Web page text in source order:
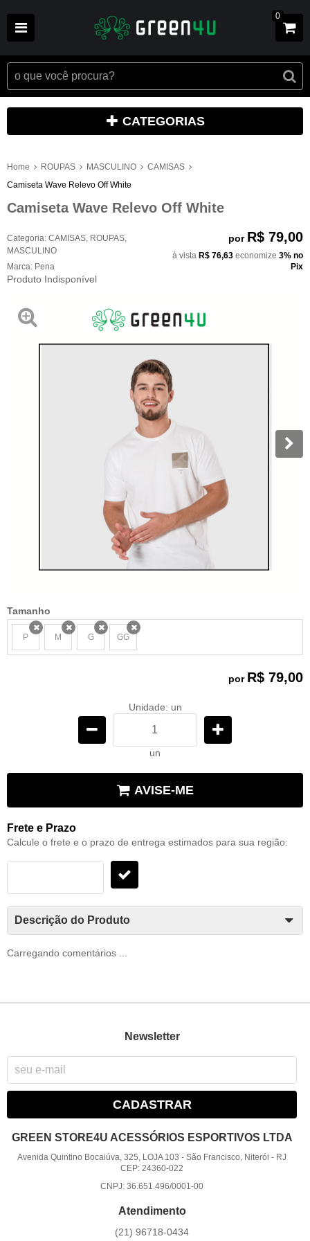
0
CATEGORIAS
Home ROUPAS MASCULINO
CAMISAS
Camiseta Wave Relevo Off White
Camiseta Wave Relevo Off White
Categoria: CAMISAS ROUPAS
MASCULINO
Marca: Pena
Produto Indisponível
por R$ 79,00
à vista R$ 76,63 economize 3% no
Pix
Tamanho
P M G GGx
por R$ 79,00
Unidade: un
un
AVISE-ME
Frete e Prazo
Calcule o frete e o prazo de entrega estimados para sua região:
Descrição do Produto
Carregando comentários ...
Newsletter
CADASTRAR
GREEN STORE4U ACESSÓRIOS ESPORTIVOS LTDA
Avenida Quintino Bocaiúva, 325, LOJA 103 -São Francisco, Niterói - RJ
CEP: 24360-022
CNPJ: 36.651.496/0001-00
Atendimento
(21) 96718-0434